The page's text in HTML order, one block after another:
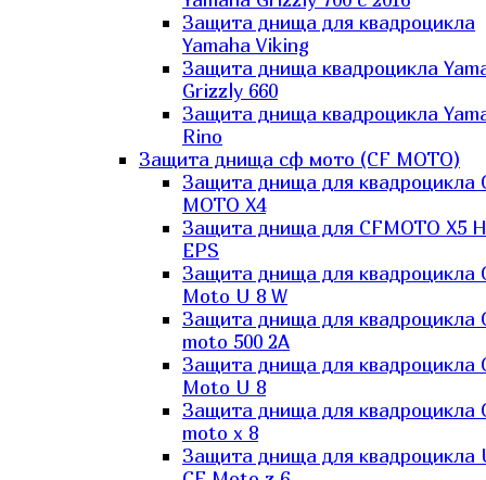
Защита днища для квадроцикла
Yamaha Viking
Защита днища квадроцикла
Grizzly 660
Защита днища квадроцикла
Rino
Защита днища сф мото (CF MOTO)
Защита днища для квадроцикла
MOTO X4
Защита днища для CFMOTO X5
EPS
Защита днища для квадроцикла
Moto U 8 W
Защита днища для квадроцикла
moto 500 2A
Защита днища для квадроцикла
Moto U 8
Защита днища для квадроцикла
moto x 8
Защита днища для квадроцикла